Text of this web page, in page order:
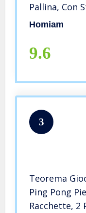
Pallina, Con
Adatta Per
Homiam
9.6
3
Teorema
Ping Pong
Racchette, 2